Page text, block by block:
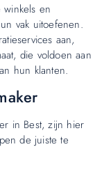
winkels en
vak uitoefenen.
aan,
die voldoen aan
hun klanten.
in Best, zijn hier
de juiste te